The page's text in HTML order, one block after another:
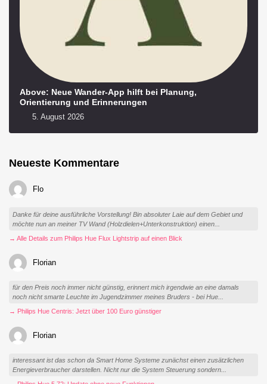
Above: Neue Wander-App hilft bei Planung,
Orientierung und Erinnerungen
5. August 2026
Neueste Kommentare
Flo
Danke für deine ausführliche Vorstellung! Bin absoluter Laie auf dem Gebiet und
möchte nun an meiner TV Wand (Holzdielen+Unterkonstruktion) einen...
→ Alle Details zum Philips Hue Flux Lightstrip auf einen Blick
Florian
für den Preis noch immer nicht günstig, erinnert mich irgendwie an eine damals
noch nicht smarte Leuchte im Jugendzimmer meines Bruders - bei Hue...
→ Philips Hue Centris: Jetzt über 100 Euro günstiger
Florian
interessant ist das schon da Smart Home Systeme zunächst einen zusätzlichen
Energieverbraucher darstellen. Nicht nur die System Steuerung sondern...